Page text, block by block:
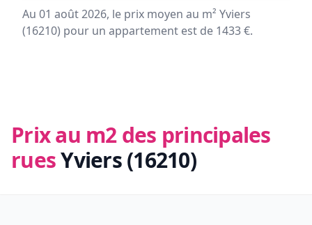
Au 01 août 2026, le prix moyen au m² Yviers
(16210) pour un appartement est de 1433 €.
Prix au m2 des principales
ruesYviers (16210)